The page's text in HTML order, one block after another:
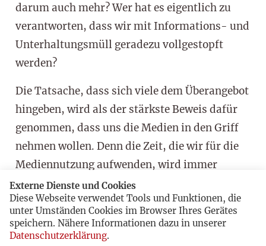
darum auch mehr? Wer hat es eigentlich zu
verantworten, dass wir mit Informations- und
Unterhaltungsmüll geradezu vollgestopft
werden?
Die Tatsache, dass sich viele dem Überangebot
hingeben, wird als der stärkste Beweis dafür
genommen, dass uns die Medien in den Griff
nehmen wollen. Denn die Zeit, die wir für die
Mediennutzung aufwenden, wird immer
länger, und raubt die Aufmerksamkeit von
Dingen, die gewiss wichtiger wären:
Mitwirkung in Vereinen etwa, soziale
Zuwendung, aber auch die ganz persönliche
Externe Dienste und Cookies
Diese Webseite verwendet Tools und Funktionen, die
unter Umständen Cookies im Browser Ihres Gerätes
speichern. Nähere Informationen dazu in unserer
Datenschutzerklärung.